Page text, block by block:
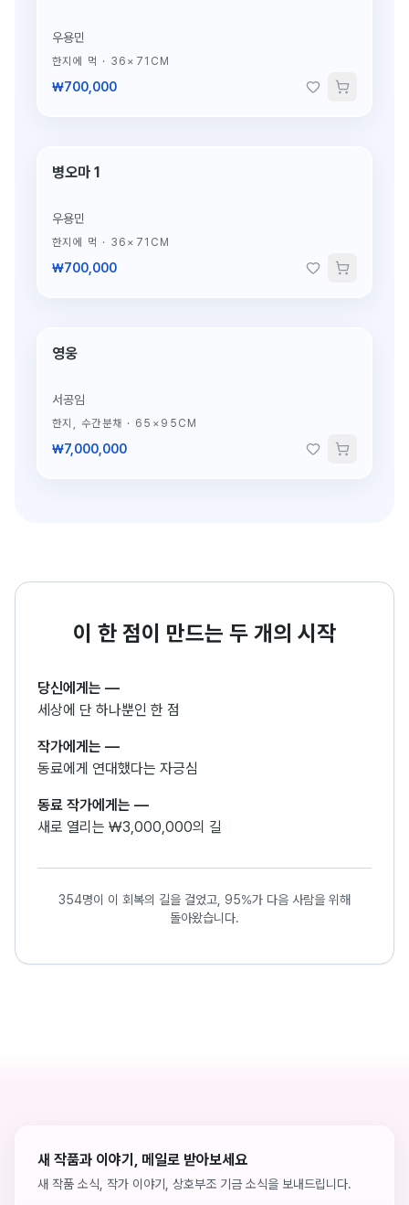
우용민
한지에 먹 · 36×71CM
₩700,000
단 1점뿐인 원작
병오마 1
우용민
한지에 먹 · 36×71CM
₩700,000
단 1점뿐인 원작
영웅
서공임
한지, 수간분채 · 65×95CM
₩7,000,000
이 한 점이 만드는 두 개의 시작
당신에게는 —
세상에 단 하나뿐인 한 점
작가에게는 —
동료에게 연대했다는 자긍심
동료 작가에게는 —
새로 열리는 ₩3,000,000의 길
354명이 이 회복의 길을 걸었고, 95%가 다음 사람을 위해
돌아왔습니다.
새 작품과 이야기, 메일로 받아보세요
새 작품 소식, 작가 이야기, 상호부조 기금 소식을 보내드립니다.